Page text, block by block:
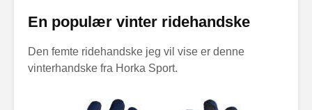
En populær vinter ridehandske
Den femte ridehandske jeg vil vise er denne
vinterhandske fra Horka Sport.